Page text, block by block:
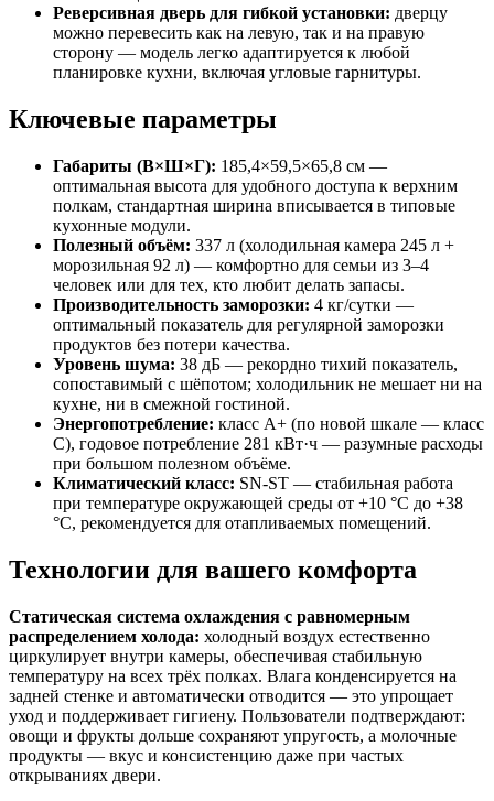
Реверсивная дверь для гибкой установки: дверцу
можно перевесить как на левую, так и на правую
сторону — модель легко адаптируется к любой
планировке кухни, включая угловые гарнитуры.
Ключевые параметры
Габариты (В×Ш×Г): 185,4×59,5×65,8 см —
оптимальная высота для удобного доступа к верхним
полкам, стандартная ширина вписывается в типовые
кухонные модули.
Полезный объём: 337 л (холодильная камера 245 л +
морозильная 92 л) — комфортно для семьи из 3–4
человек или для тех, кто любит делать запасы.
Производительность заморозки: 4 кг/сутки —
оптимальный показатель для регулярной заморозки
продуктов без потери качества.
Уровень шума: 38 дБ — рекордно тихий показатель,
сопоставимый с шёпотом; холодильник не мешает ни на
кухне, ни в смежной гостиной.
Энергопотребление: класс A+ (по новой шкале — класс
C), годовое потребление 281 кВт·ч — разумные расходы
при большом полезном объёме.
Климатический класс: SN-ST — стабильная работа
при температуре окружающей среды от +10 °C до +38
°C, рекомендуется для отапливаемых помещений.
Технологии для вашего комфорта
Статическая система охлаждения с равномерным
распределением холода: холодный воздух естественно
циркулирует внутри камеры, обеспечивая стабильную
температуру на всех трёх полках. Влага конденсируется на
задней стенке и автоматически отводится — это упрощает
уход и поддерживает гигиену. Пользователи подтверждают:
овощи и фрукты дольше сохраняют упругость, а молочные
продукты — вкус и консистенцию даже при частых
открываниях двери.